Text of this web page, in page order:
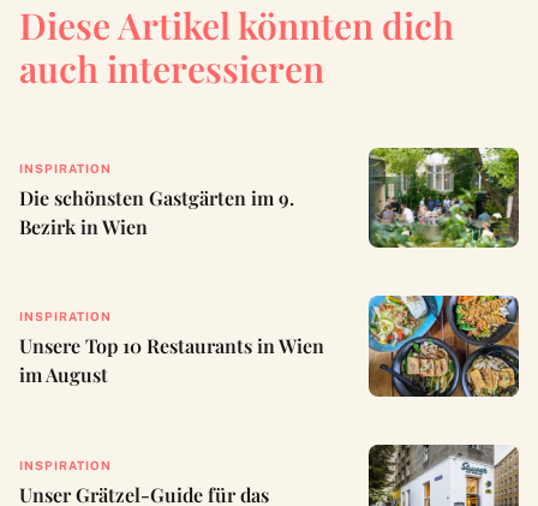
Diese Artikel könnten dich
auch interessieren
INSPIRATION
Die schönsten Gastgärten im 9.
Bezirk in Wien
INSPIRATION
Unsere Top 10 Restaurants in Wien
im August
INSPIRATION
Unser Grätzel-Guide für das